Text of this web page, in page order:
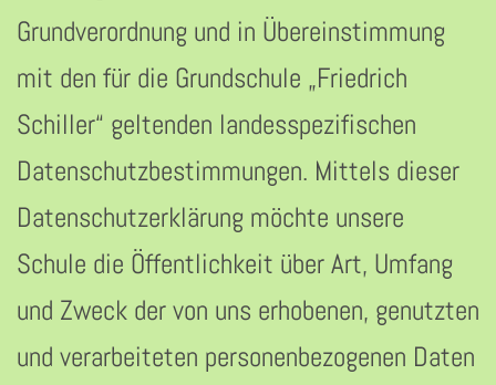
Grundverordnung und in Übereinstimmung
mit den für die Grundschule „Friedrich
Schiller“ geltenden landesspezifischen
Datenschutzbestimmungen. Mittels dieser
Datenschutzerklärung möchte unsere
Schule die Öffentlichkeit über Art, Umfang
und Zweck der von uns erhobenen, genutzten
und verarbeiteten personenbezogenen Daten